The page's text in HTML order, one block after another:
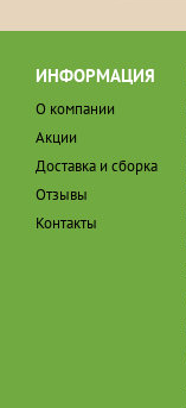
ИНФОРМАЦИЯ
О компании
Акции
Доставка и сборка
Отзывы
Контакты